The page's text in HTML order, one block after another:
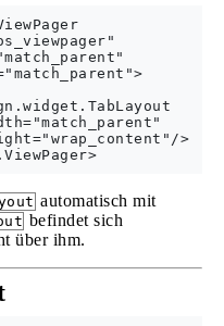
>
automatisch mit
befindet sich
über ihm.